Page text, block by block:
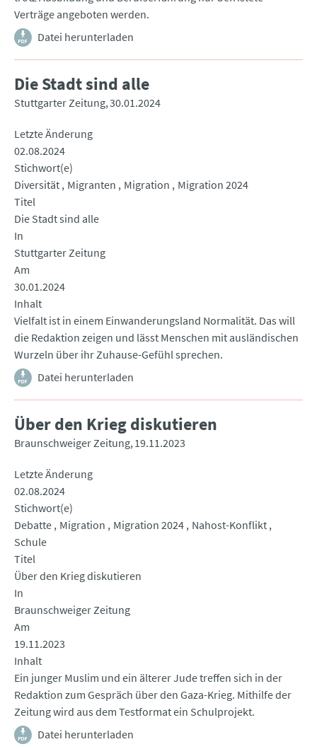
Verträge angeboten werden.
Datei herunterladen
Die Stadt sind alle
Stuttgarter Zeitung 30.01.2024
Letzte Änderung
02.08.2024
Stichwort(e)
Diversität Migranten Migration
Migration 2024
Titel
Die Stadt sind alle
In
Stuttgarter Zeitung
Am
30.01.2024
Inhalt
Vielfalt ist in einem Einwanderungsland Normalität. Das will
die Redaktion zeigen und lässt Menschen mit ausländischen
Wurzeln über ihr Zuhause-Gefühl sprechen.
Datei herunterladen
Über den Krieg diskutieren
Braunschweiger Zeitung 19.11.2023
Letzte Änderung
02.08.2024
Stichwort(e)
Debatte Migration Migration 2024 Nahost-Konflikt
Schule
Titel
Über den Krieg diskutieren
In
Braunschweiger Zeitung
Am
19.11.2023
Inhalt
Ein junger Muslim und ein älterer Jude treffen sich in der
Redaktion zum Gespräch über den Gaza-Krieg. Mithilfe der
Zeitung wird aus dem Testformat ein Schulprojekt.
Datei herunterladen